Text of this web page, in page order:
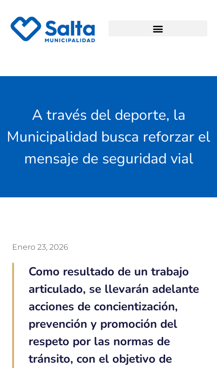
A través del deporte, la
Municipalidad busca reforzar el
mensaje de seguridad vial
Enero 23, 2026
Como resultado de un trabajo
articulado, se llevarán adelante
acciones de concientización,
prevención y promoción del
respeto por las normas de
tránsito, con el objetivo de